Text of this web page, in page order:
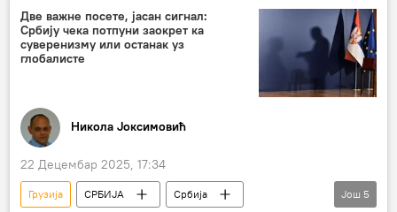
Француска
Владимир Путин
Кремљ
Србија – политика
Србија
Вучић
Две важне посете, јасан сигнал:
Србију чека потпуни заокрет ка
суверенизму или останак уз
глобалисте
Никола Јоксимовић
22 Децембар 2025, 17:34
Грузија СРБИЈА
Србија
Још 5